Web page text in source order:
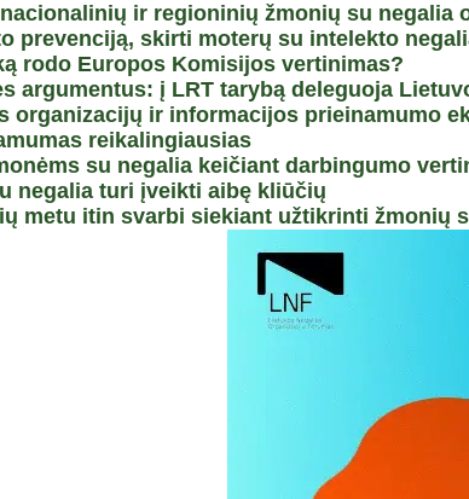
ir regioninių žmonių su negalia
prevenciją, skirti moterų su intelekto
rodo Europos Komisijos vertinimas?
argumentus: į LRT tarybą deleguoja
organizacijų ir informacijos prieinamumo
reikalingiausias
su negalia keičiant darbingumo
negalia turi įveikti aibę kliūčių
metu itin svarbi siekiant užtikrinti žmonių